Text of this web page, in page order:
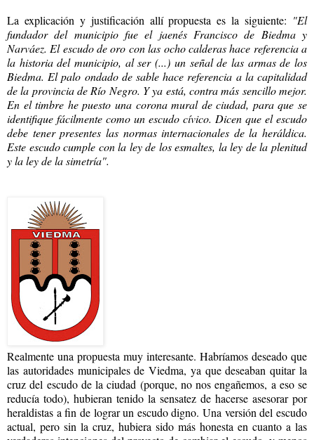
La explicación y justificación allí propuesta es la siguiente: "El
fundador del municipio fue el jaenés Francisco de Biedma y
Narváez. El escudo de oro con las ocho calderas hace referencia a
la historia del municipio, al ser (...) un señal de las armas de los
Biedma. El palo ondado de sable hace referencia a la capitalidad
de la provincia de Río Negro. Y ya está, contra más sencillo mejor.
En el timbre he puesto una corona mural de ciudad, para que se
identifique fácilmente como un escudo cívico. Dicen que el escudo
debe tener presentes las normas internacionales de la heráldica.
Este escudo cumple con la ley de los esmaltes, la ley de la plenitud
y la ley de la simetría".
Realmente una propuesta muy interesante. Habríamos deseado que
las autoridades municipales de Viedma, ya que deseaban quitar la
cruz del escudo de la ciudad (porque, no nos engañemos, a eso se
reducía todo), hubieran tenido la sensatez de hacerse asesorar por
heraldistas a fin de lograr un escudo digno. Una versión del escudo
actual, pero sin la cruz, hubiera sido más honesta en cuanto a las